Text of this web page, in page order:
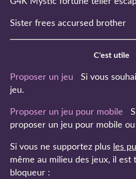
Sister frees accursed brother
C'est utile
Proposer un jeu Si vous
jeu.
Proposer un jeu pour mobile
proposer un jeu pour mobile
Si vous ne supportez plus les
même au milieu des jeux, il est
bloqueur :